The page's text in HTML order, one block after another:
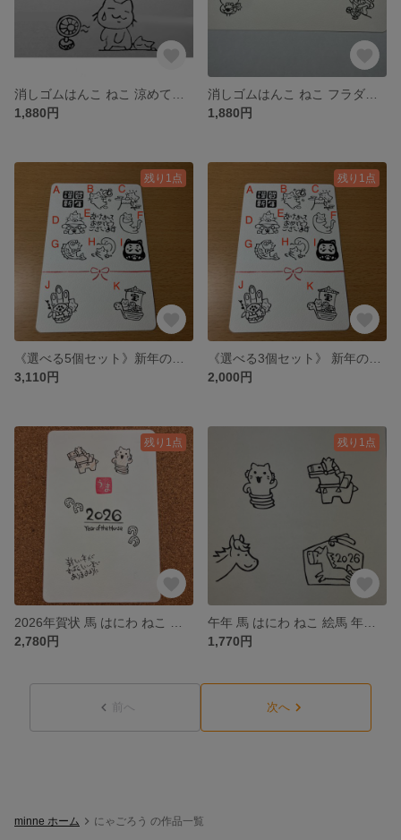
1,880円
1,880円
残り1点
3,110円
残り1点
2,000円
残り1点
2,780円
残り1点
1,770円
前へ 次へ
minne ホーム にゃごろう の作品一覧